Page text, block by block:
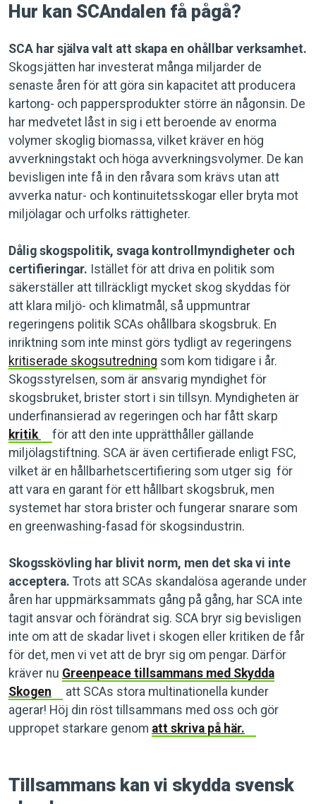
Hur kan SCAndalen få pågå?
SCA har själva valt att skapa en ohållbar verksamhet.
Skogsjätten har investerat många miljarder de
senaste åren för att göra sin kapacitet att producera
kartong- och pappersprodukter större än någonsin. De
har medvetet låst in sig i ett beroende av enorma
volymer skoglig biomassa, vilket kräver en hög
avverkningstakt och höga avverkningsvolymer. De kan
bevisligen inte få in den råvara som krävs utan att
avverka natur- och kontinuitetsskogar eller bryta mot
miljölagar och urfolks rättigheter.
Dålig skogspolitik, svaga kontrollmyndigheter och
certifieringar. Istället för att driva en politik som
säkerställer att tillräckligt mycket skog skyddas för
att klara miljö- och klimatmål, så uppmuntrar
regeringens politik SCAs ohållbara skogsbruk. En
inriktning som inte minst görs tydligt av regeringens
kritiserade skogsutredning som kom tidigare i år.
Skogsstyrelsen, som är ansvarig myndighet för
skogsbruket, brister stort i sin tillsyn. Myndigheten är
underfinansierad av regeringen och har fått skarp
kritik
för att den inte upprätthåller gällande
miljölagstiftning. SCA är även certifierade enligt FSC,
vilket är en hållbarhetscertifiering som utger sig för
att vara en garant för ett hållbart skogsbruk, men
systemet har stora brister och fungerar snarare som
en greenwashing-fasad för skogsindustrin.
Skogsskövling har blivit norm, men det ska vi inte
acceptera. Trots att SCAs skandalösa agerande under
åren har uppmärksammats gång på gång, har SCA inte
tagit ansvar och förändrat sig. SCA bryr sig bevisligen
inte om att de skadar livet i skogen eller kritiken de får
för det, men vi vet att de bryr sig om pengar. Därför
kräver nu Greenpeace tillsammans med Skydda
Skogen
att SCAs stora multinationella kunder
agerar! Höj din röst tillsammans med oss och gör
uppropet starkare genom att skriva på här.
Tillsammans kan vi skydda svensk